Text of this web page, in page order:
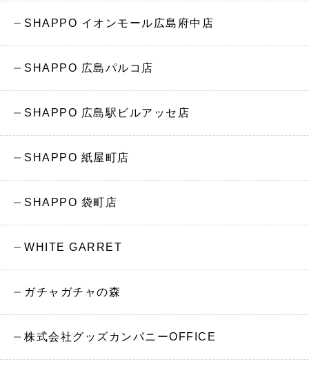
SHAPPO イオンモール広島府中店
SHAPPO 広島パルコ店
SHAPPO 広島駅ビルアッセ店
SHAPPO 紙屋町店
SHAPPO 袋町店
WHITE GARRET
ガチャガチャの森
株式会社グッズカンパニーOFFICE